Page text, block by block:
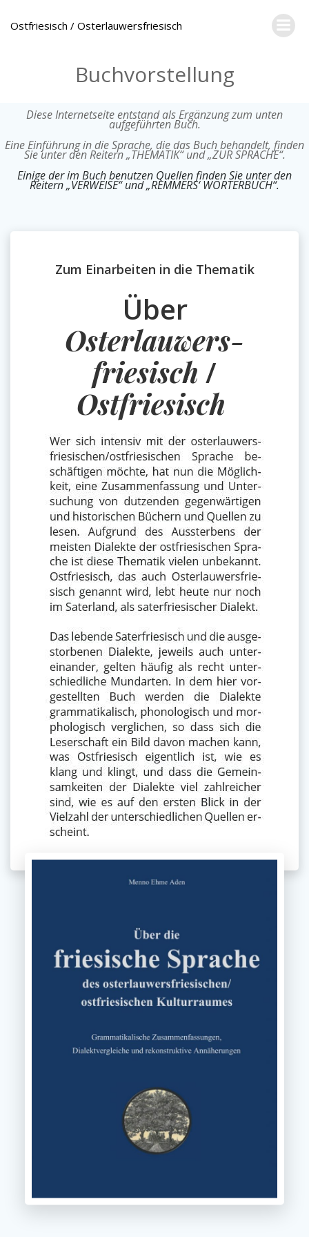
Inhalt
Ostfriesisch / Osterlauwersfriesisch
Buchvorstellung
Diese Internetseite entstand als Ergänzung zum unten
aufgeführten Buch.
Eine Einführung in die Sprache, die das Buch behandelt, finden
Sie unter den Reitern „THEMATIK“ und „ZUR SPRACHE“.
Einige der im Buch benutzen Quellen finden Sie unter den
Reitern „VERWEISE“ und „REMMERS‘ WÖRTERBUCH“.
Zum Einarbeiten in die Thematik
Über
Osterlauwers-
friesisch /
Ostfriesisch